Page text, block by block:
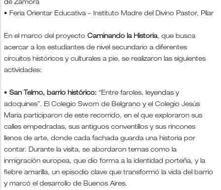
de Zamora
• Feria Orientar Educativa – Instituto Madre del Divino Pastor, Pilar
En el marco del proyecto Caminando la Historia, que busca
acercar a los estudiantes de nivel secundario a diferentes
circuitos históricos y culturales a pie, se realizaron las siguientes
actividades:
• San Telmo, barrio histórico: “Entre faroles, leyendas y
adoquines”. El Colegio Sworn de Belgrano y el Colegio Jesús
María participaron de este recorrido, en el que exploraron sus
calles empedradas, sus antiguos conventillos y sus rincones
llenos de arte, donde cada fachada guarda una historia por
contar. Durante la visita, se abordaron temas como la
inmigración europea, que dio forma a la identidad porteña, y la
fiebre amarilla, un episodio clave que transformó la vida del barrio
y marcó el desarrollo de Buenos Aires.